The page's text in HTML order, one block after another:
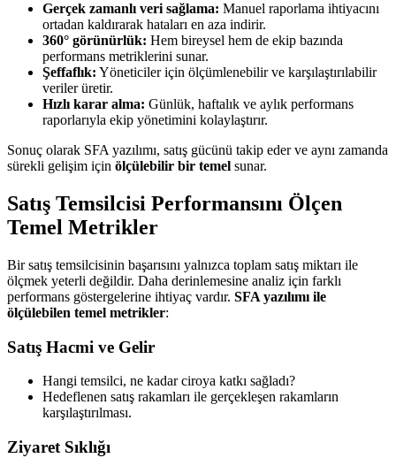
Gerçek zamanlı veri sağlama: Manuel raporlama ihtiyacını
ortadan kaldırarak hataları en aza indirir.
360° görünürlük: Hem bireysel hem de ekip bazında
performans metriklerini sunar.
Şeffaflık: Yöneticiler için ölçümlenebilir ve karşılaştırılabilir
veriler üretir.
Hızlı karar alma: Günlük, haftalık ve aylık performans
raporlarıyla ekip yönetimini kolaylaştırır.
Sonuç olarak SFA yazılımı, satış gücünü takip eder ve aynı zamanda
sürekli gelişim için ölçülebilir bir temel sunar.
Satış Temsilcisi Performansını Ölçen
Temel Metrikler
Bir satış temsilcisinin başarısını yalnızca toplam satış miktarı ile
ölçmek yeterli değildir. Daha derinlemesine analiz için farklı
performans göstergelerine ihtiyaç vardır. SFA yazılımı ile
ölçülebilen temel metrikler:
Satış Hacmi ve Gelir
Hangi temsilci, ne kadar ciroya katkı sağladı?
Hedeflenen satış rakamları ile gerçekleşen rakamların
karşılaştırılması.
Ziyaret Sıklığı